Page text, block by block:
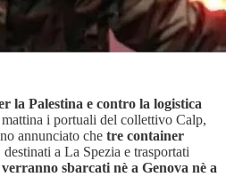
la Palestina e contro la logistica
mattina i portuali del collettivo Calp,
annunciato che tre container
destinati a La Spezia e trasportati
sbarcati nè a Genova nè a